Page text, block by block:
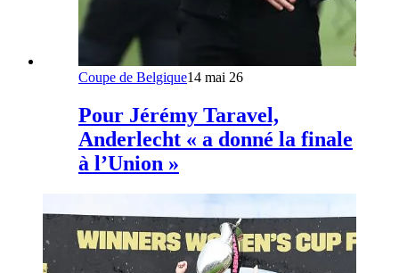
Coupe de Belgique14 mai 26
Pour Jérémy Taravel,
Anderlecht « a donné la finale
à l’Union »